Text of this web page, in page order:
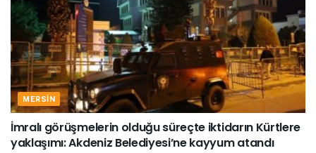
MERSIN
İmralı görüşmelerin olduğu süreçte iktidarın Kürtlere
yaklaşımı: Akdeniz Belediyesi’ne kayyum atandı